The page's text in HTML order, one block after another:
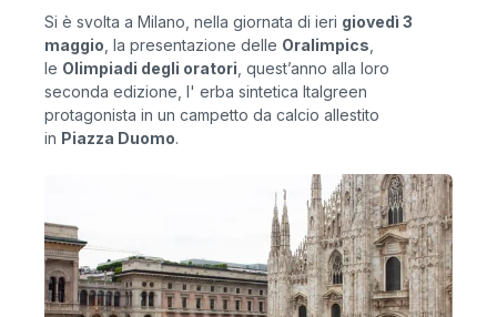
Si è svolta a Milano, nella giornata di ieri giovedì 3
maggio , la presentazione delle Oralimpics
le Olimpiadi degli oratori , quest’anno alla loro
seconda edizione, l' erba sintetica Italgreen
protagonista in un campetto da calcio allestito
in Piazza Duomo.